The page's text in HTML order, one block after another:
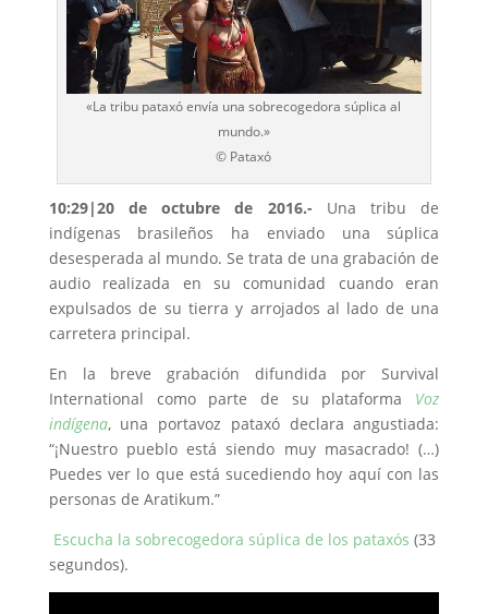
«La tribu pataxó envía una sobrecogedora súplica al
mundo.»
© Pataxó
10:29|20 de octubre de 2016.- Una tribu de
indígenas brasileños ha enviado una súplica
desesperada al mundo. Se trata de una grabación de
audio realizada en su comunidad cuando eran
expulsados de su tierra y arrojados al lado de una
carretera principal.
En la breve grabación difundida por Survival
International como parte de su plataforma Voz
indígena, una portavoz pataxó declara angustiada:
“¡Nuestro pueblo está siendo muy masacrado! (…)
Puedes ver lo que está sucediendo hoy aquí con las
personas de Aratikum.”
Escucha la sobrecogedora súplica de los pataxós (33
segundos).